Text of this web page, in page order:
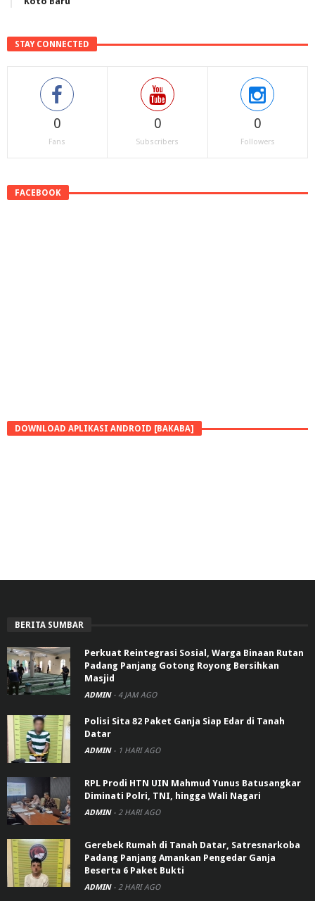
STAY CONNECTED
0
Fans
0
Subscribers
0
Followers
FACEBOOK
DOWNLOAD APLIKASI ANDROID [BAKABA]
BERITA SUMBAR
Perkuat Reintegrasi Sosial, Warga Binaan Rutan
Padang Panjang Gotong Royong Bersihkan
Masjid
ADMIN - 4 JAM AGO
Polisi Sita 82 Paket Ganja Siap Edar di Tanah
Datar
ADMIN - 1 HARI AGO
RPL Prodi HTN UIN Mahmud Yunus Batusangkar
Diminati Polri, TNI, hingga Wali Nagari
ADMIN - 2 HARI AGO
Gerebek Rumah di Tanah Datar, Satresnarkoba
Padang Panjang Amankan Pengedar Ganja
Beserta 6 Paket Bukti
ADMIN - 2 HARI AGO